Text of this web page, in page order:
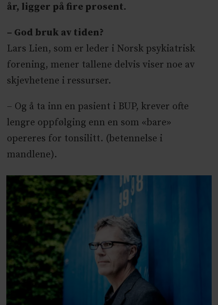
år, ligger på fire prosent.
– God bruk av tiden?
Lars Lien, som er leder i Norsk psykiatrisk
forening, mener tallene delvis viser noe av
skjevhetene i ressurser.
– Og å ta inn en pasient i BUP, krever ofte
lengre oppfølging enn en som «bare»
opereres for tonsilitt. (betennelse i
mandlene).